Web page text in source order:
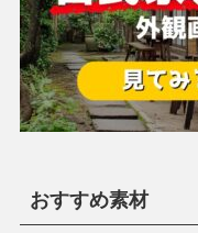
おすすめ素材